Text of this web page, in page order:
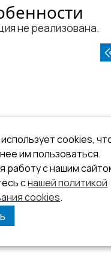
не реализована.
cookies,
им пользоваться.
работу с нашим
снашей политикой
cookies.